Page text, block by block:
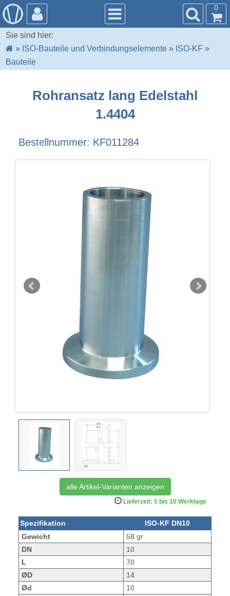
0
Sie sind hier:
» ISO-Bauteile und Verbindungselemente » ISO-KF »
Bauteile
Rohransatz lang Edelstahl
1.4404
Bestellnummer: KF011284
alle Artikel-Varianten anzeigen
Lieferzeit: 5 bis 10 Werktage
Spezifikation
ISO-KF DN10
Gewicht
58 gr
DN
10
L
70
ØD
14
Ød
10